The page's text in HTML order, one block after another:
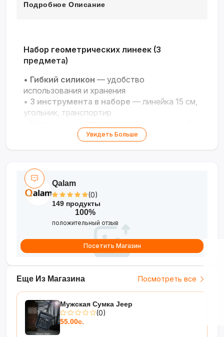
Подробное Описание
Набор геометрических линеек (3
предмета)
• Гибкий силикон — удобство
использования и хранения
• 3 инструмента в наборе — линейка 15 см,
угольник, транспортир
Увидеть Больше
Еще Из Магазина Посмотреть все
Мужская Сумка Jeep
(0)
55.00с.
Qalam
(0)
149 продукты
100%
положительный отзыв
Посетить Магазин